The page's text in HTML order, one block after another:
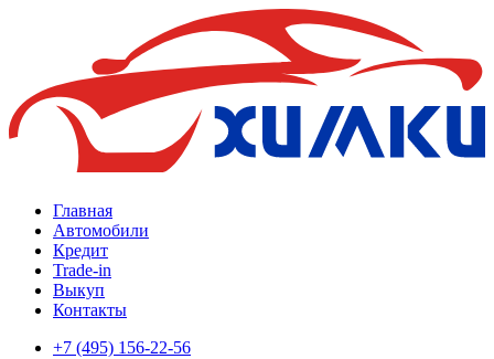
Главная
Автомобили
Кредит
Trade-in
Выкуп
Контакты
+7 (495) 156-22-56